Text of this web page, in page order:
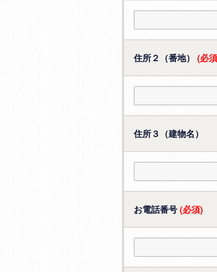
住所２（番地） (必
住所３（建物名）
お電話番号(必須)